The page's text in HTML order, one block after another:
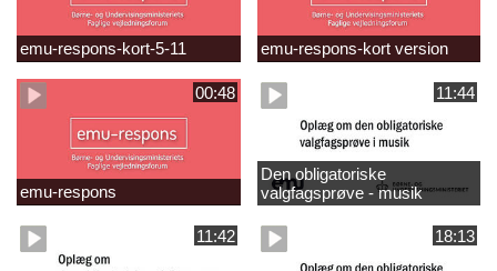
emu-respons-kort-5-11 emu-respons-kort version
00:48
emu-respons
11:44
Den obligatoriske
valgfagsprøve - musik
11:42 18:13